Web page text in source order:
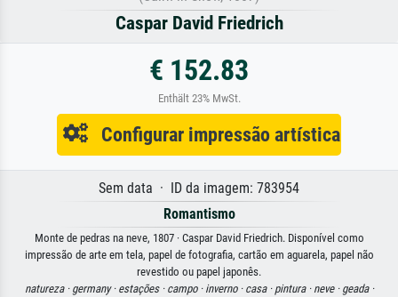
Caspar David Friedrich
€ 152.83
Enthält 23% MwSt.
Configurar impressão artística
Sem data · ID da imagem: 783954
Romantismo
Monte de pedras na neve, 1807 · Caspar David Friedrich. Disponível como
impressão de arte em tela, papel de fotografia, cartão em aguarela, papel não
revestido ou papel japonês.
natureza · germany · estações · campo · inverno · casa · pintura · neve · geada ·